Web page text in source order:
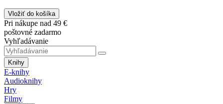
Vložiť do košíka
Pri nákupe nad 49 €
poštovné zadarmo
Vyhľadávanie
Knihy
E-knihy
Audioknihy
Hry
Filmy